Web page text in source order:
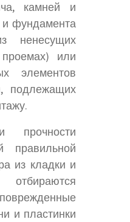
камней и
и фундамента
ненесущих
или
элементов
подлежащих
прочности
правильной
из кладки и
и пластинки